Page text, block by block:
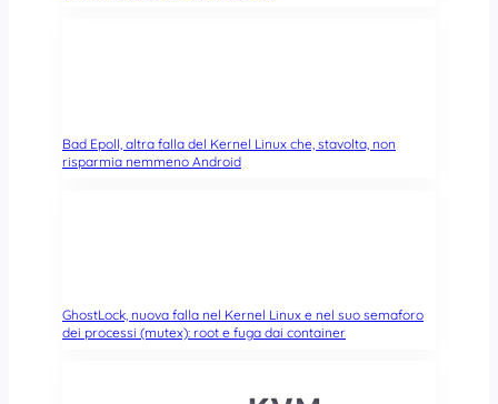
Bad Epoll, altra falla del Kernel Linux che, stavolta, non
risparmia nemmeno Android
GhostLock, nuova falla nel Kernel Linux e nel suo semaforo
dei processi (mutex): root e fuga dai container